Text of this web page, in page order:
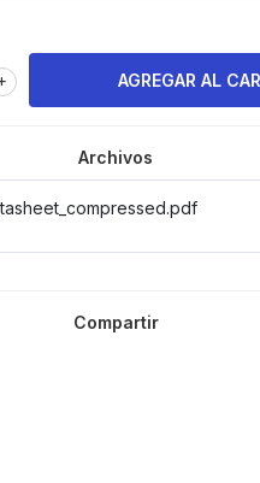
Archivos
Compartir